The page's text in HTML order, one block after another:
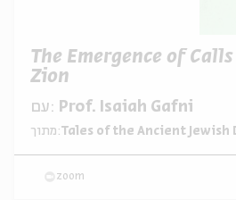
The Emergence of
Zion
עם: Prof. Isaiah Gafni
מתוך:Tales of the Ancient Jewish
zoom